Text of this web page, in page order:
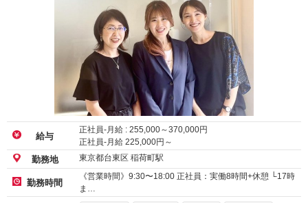
給与
正社員-月給 : 255,000～370,000円
正社員-月給 225,000円～
勤務地 東京都台東区 稲荷町駅
勤務時間
《営業時間》9:30〜18:00 正社員：実働8時間+休憩 └17時
ま…